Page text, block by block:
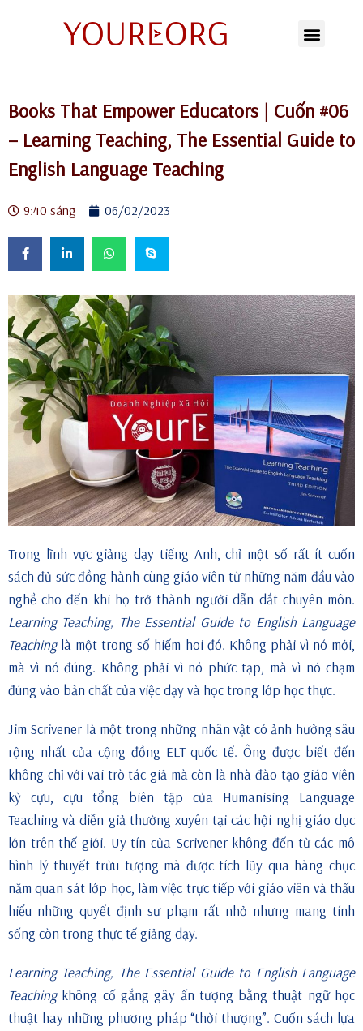
dung
Books That Empower Educators | Cuốn #06
– Learning Teaching, The Essential Guide to
English Language Teaching
9:40 sáng 06/02/2023
Trong lĩnh vực giảng dạy tiếng Anh, chỉ một số rất ít cuốn
sách đủ sức đồng hành cùng giáo viên từ những năm đầu vào
nghề cho đến khi họ trở thành người dẫn dắt chuyên môn.
Learning Teaching, The Essential Guide to English Language
Teachinglà một trong số hiếm hoi đó. Không phải vì nó mới,
mà vì nó đúng. Không phải vì nó phức tạp, mà vì nó chạm
đúng vào bản chất của việc dạy và học trong lớp học thực.
Jim Scrivener là một trong những nhân vật có ảnh hưởng sâu
rộng nhất của cộng đồng ELT quốc tế. Ông được biết đến
không chỉ với vai trò tác giả mà còn là nhà đào tạo giáo viên
kỳ cựu, cựu tổng biên tập của Humanising Language
Teaching và diễn giả thường xuyên tại các hội nghị giáo dục
lớn trên thế giới. Uy tín của Scrivener không đến từ các mô
hình lý thuyết trừu tượng mà được tích lũy qua hàng chục
năm quan sát lớp học, làm việc trực tiếp với giáo viên và thấu
hiểu những quyết định sư phạm rất nhỏ nhưng mang tính
sống còn trong thực tế giảng dạy.
Learning Teaching, The Essential Guide to English Language
Teachingkhông cố gắng gây ấn tượng bằng thuật ngữ học
thuật hay những phương pháp “thời thượng”. Cuốn sách lựa